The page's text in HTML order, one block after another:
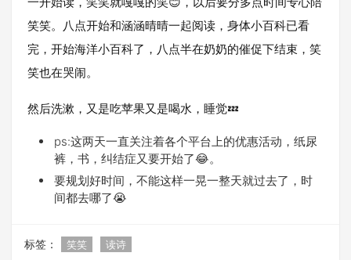
笑笑。八点开始和涵涵晴晴一起阅读，身体小百科已看
完，开始海洋小百科了，八点半在奶奶的催促下结束，笑
笑也在哭闹。
然后洗漱，又是吃苹果又是喝水，睡觉💤
ps:这两天一直关注着各个平台上的优惠活动，纸尿
裤，书，纠结症又要开始了😂。
要规划好时间，不能这样一晃一整天就过去了，时
间都去哪了😭
标签： 笑笑 读诗